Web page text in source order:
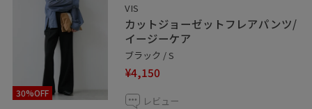
30%OFF
VIS
カットジョーゼットフレアパンツ/
イージーケア
ブラック / S
¥4,150
レビュー